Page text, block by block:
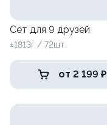
Сет для 9 друзей
±1813г / 72шт.
от 2 199 ₽